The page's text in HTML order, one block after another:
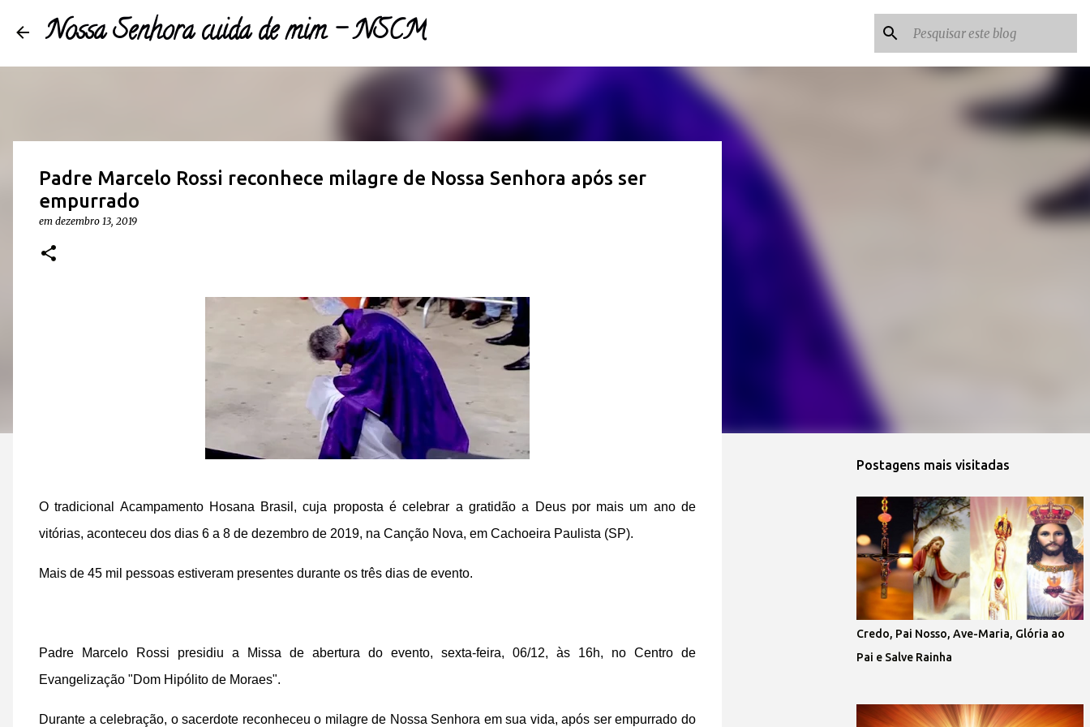
Nossa Senhora cuida de mim - NSCM
Padre Marcelo Rossi reconhece milagre de Nossa Senhora após ser
empurrado
em dezembro 13, 2019
O tradicional Acampamento Hosana Brasil, cuja proposta é celebrar a gratidão a Deus por mais um ano de
vitórias, aconteceu dos dias 6 a 8 de dezembro de 2019, na Canção Nova, em Cachoeira Paulista (SP).
Mais de 45 mil pessoas estiveram presentes durante os três dias de evento.
Padre Marcelo Rossi presidiu a Missa de abertura do evento, sexta-feira, 06/12, às 16h, no Centro de
Evangelização "Dom Hipólito de Moraes".
Durante a celebração, o sacerdote reconheceu o milagre de Nossa Senhora em sua vida, após ser empurrado do
Postagens mais visitadas
Credo, Pai Nosso, Ave-Maria, Glória ao
Pai e Salve Rainha